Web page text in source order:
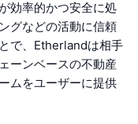
効率的かつ安全に処
グなどの活動に信頼
で、Etherlandは相手
ーンベースの不動産
ムをユーザーに提供